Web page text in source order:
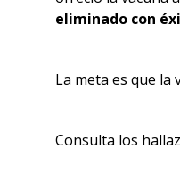
eliminado con
La meta es que la
Consulta los